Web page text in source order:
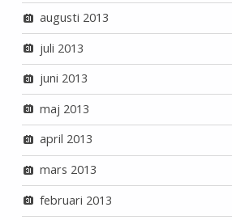
augusti 2013
juli 2013
juni 2013
maj 2013
april 2013
mars 2013
februari 2013